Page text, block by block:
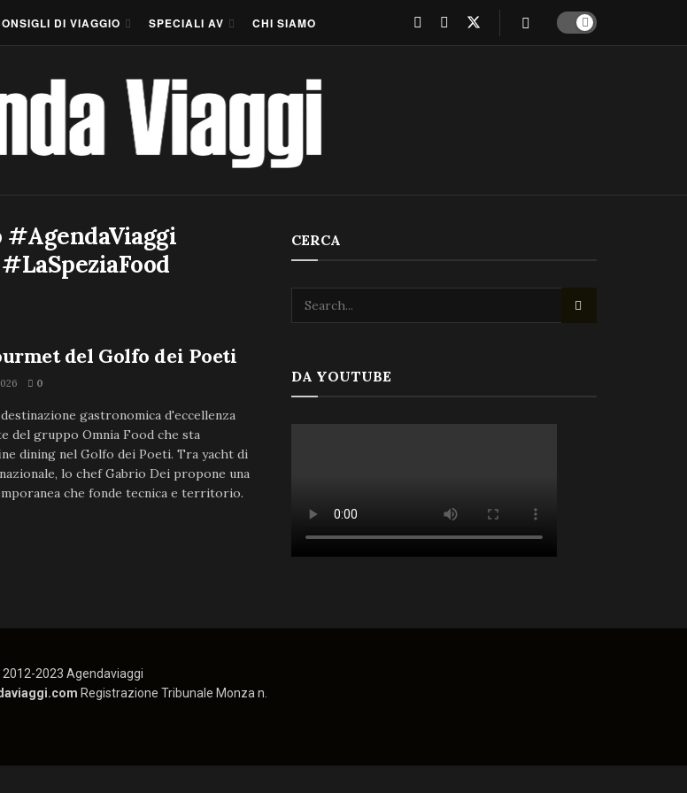
DI VIAGGIO SPECIALI AV CHI SIAMO
del Golfo dei Poeti
0
gastronomica d'eccellenza
del gruppo Omnia Food che sta
dining nel Golfo dei Poeti. Tra yacht di
lo chef Gabrio Dei propone una
che fonde tecnica e territorio.
CERCA
DA YOUTUBE
2023 Agendaviaggi
Registrazione Tribunale Monza n.